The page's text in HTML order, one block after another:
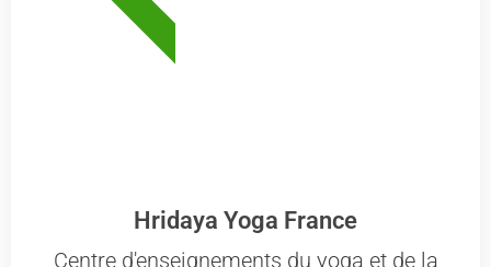
Hridaya Yoga France
Centre d'enseignements du yoga et de la